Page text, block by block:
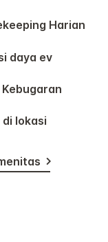
Harian
daya ev
Kebugaran
di lokasi